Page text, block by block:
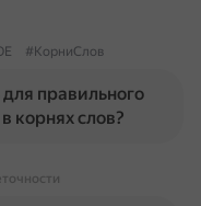
#КорниСлов
правильного
корнях слов?